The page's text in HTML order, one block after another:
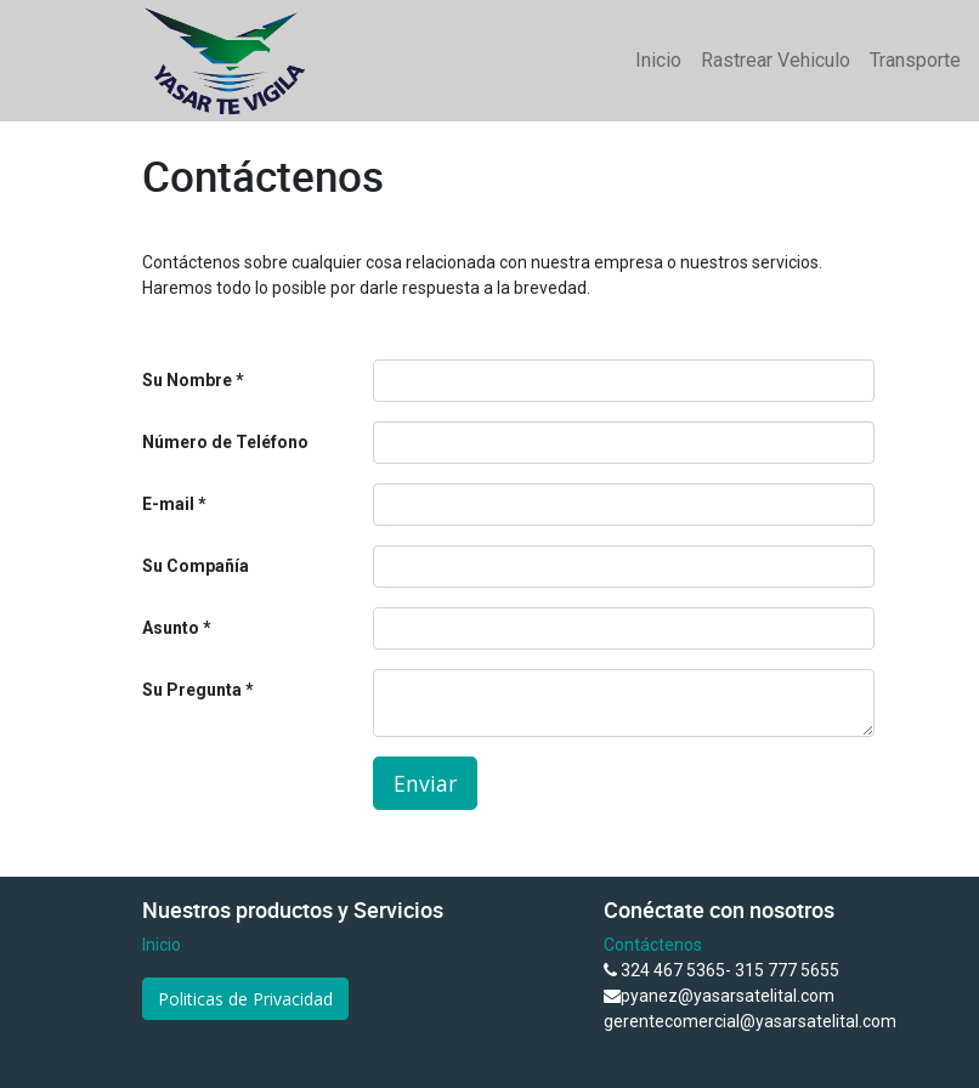
Inicio Rastrear Vehiculo Transporte
Contáctenos
Contáctenos sobre cualquier cosa relacionada con nuestra empresa o nuestros servicios.
Haremos todo lo posible por darle respuesta a la brevedad.
Su Nombre
Número de Teléfono
E-mail
Su Compañía
Asunto
Su Pregunta
Enviar
Nuestros productos y Servicios
Inicio
Politicas de Privacidad
Conéctate con nosotros
Contáctenos
324 467 5365- 315 777 5655
pyanez@yasarsatelital.com
gerentecomercial@yasarsatelital.com